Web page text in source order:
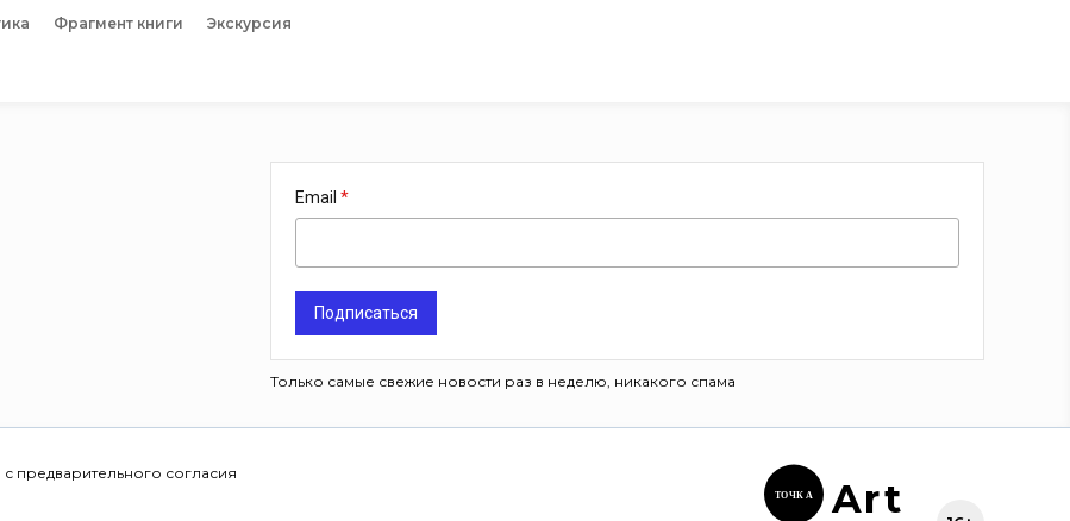
Фрагмент книги Экскурсия
Email
Подписаться
Только самые свежие новости раз в неделю, никакого спама
предварительного согласия
ТОЧК А Art